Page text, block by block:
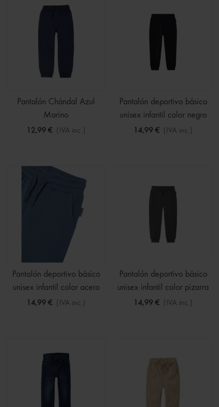
Pantalón Chándal Azul
Marino
12,99 € (IVA inc.)
Pantalón deportivo básico
unisex infantil color negro
14,99 € (IVA inc.)
Pantalón deportivo básico
unisex infantil color acero
14,99 € (IVA inc.)
Pantalón deportivo básico
unisex infantil color pizarra
14,99 € (IVA inc.)